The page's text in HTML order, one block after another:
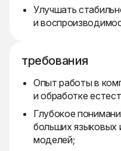
Улучшать
и
требования
Опыт работы в
и обработке
Глубокое
больших языковых
моделей;